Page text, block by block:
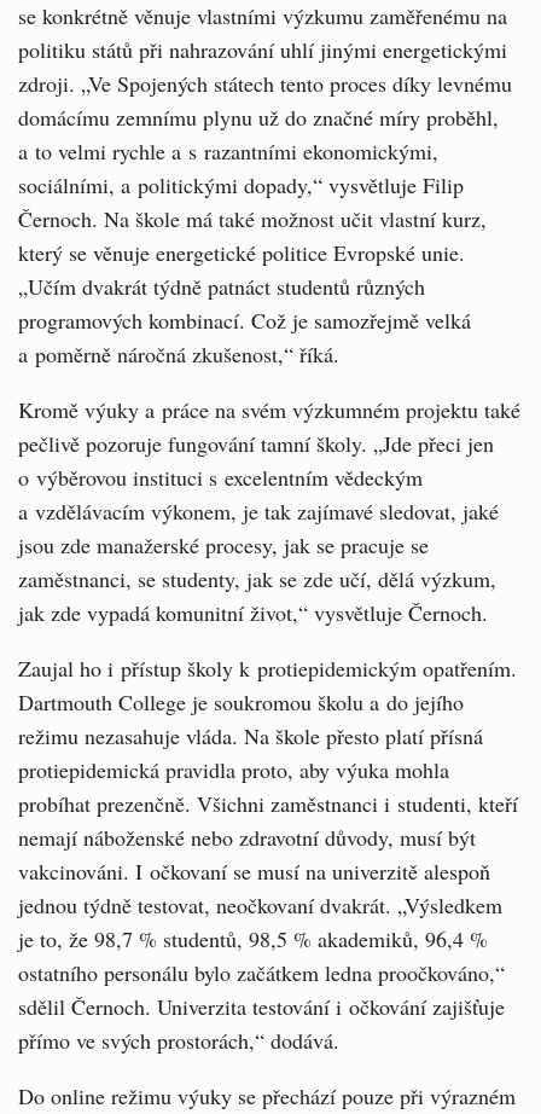
se konkrétně věnuje vlastními výzkumu zaměřenému na
politiku států při nahrazování uhlí jinými energetickými
zdroji. „Ve Spojených státech tento proces díky levnému
domácímu zemnímu plynu už do značné míry proběhl,
a to velmi rychle a s razantními ekonomickými,
sociálními, a politickými dopady,“ vysvětluje Filip
Černoch. Na škole má také možnost učit vlastní kurz,
který se věnuje energetické politice Evropské unie.
„Učím dvakrát týdně patnáct studentů různých
programových kombinací. Což je samozřejmě velká
a poměrně náročná zkušenost,“ říká.
Kromě výuky a práce na svém výzkumném projektu také
pečlivě pozoruje fungování tamní školy. „Jde přeci jen
o výběrovou instituci s excelentním vědeckým
a vzdělávacím výkonem, je tak zajímavé sledovat, jaké
jsou zde manažerské procesy, jak se pracuje se
zaměstnanci, se studenty, jak se zde učí, dělá výzkum,
jak zde vypadá komunitní život,“ vysvětluje Černoch.
Zaujal ho i přístup školy k protiepidemickým opatřením.
Dartmouth College je soukromou školu a do jejího
režimu nezasahuje vláda. Na škole přesto platí přísná
protiepidemická pravidla proto, aby výuka mohla
probíhat prezenčně. Všichni zaměstnanci i studenti, kteří
nemají náboženské nebo zdravotní důvody, musí být
vakcinováni. I očkovaní se musí na univerzitě alespoň
jednou týdně testovat, neočkovaní dvakrát. „Výsledkem
je to, že 98,7 % studentů, 98,5 % akademiků, 96,4 %
ostatního personálu bylo začátkem ledna proočkováno,“
sdělil Černoch. Univerzita testování i očkování zajišťuje
přímo ve svých prostorách,“ dodává.
Do online režimu výuky se přechází pouze při výrazném